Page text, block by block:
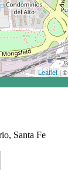
Leaflet| ©
Santa Fe